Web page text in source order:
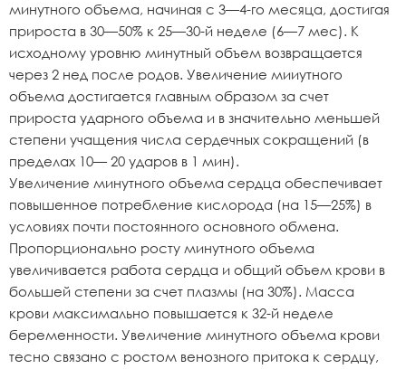
минутного объема, начиная с 3—4-го месяца, достигая
прироста в 30—50% к 25—30-й неделе (6—7 мес). К
исходному уровню минутный объем возвращается
через 2 нед после родов. Увеличение мииутного
объема достигается главным образом за счет
прироста ударного объема и в значительно меньшей
степени учащения числа сердечных сокращений (в
пределах 10— 20 ударов в 1 мин).
Увеличение минутного объема сердца обеспечивает
повышенное потребление кислорода (на 15—25%) в
условиях почти постоянного основного обмена.
Пропорционально росту минутного объема
увеличивается работа сердца и общий объем крови в
большей степени за счет плазмы (на 30%). Масса
крови максимально повышается к 32-й неделе
беременности. Увеличение минутного объема крови
тесно связано с ростом венозного притока к сердцу,